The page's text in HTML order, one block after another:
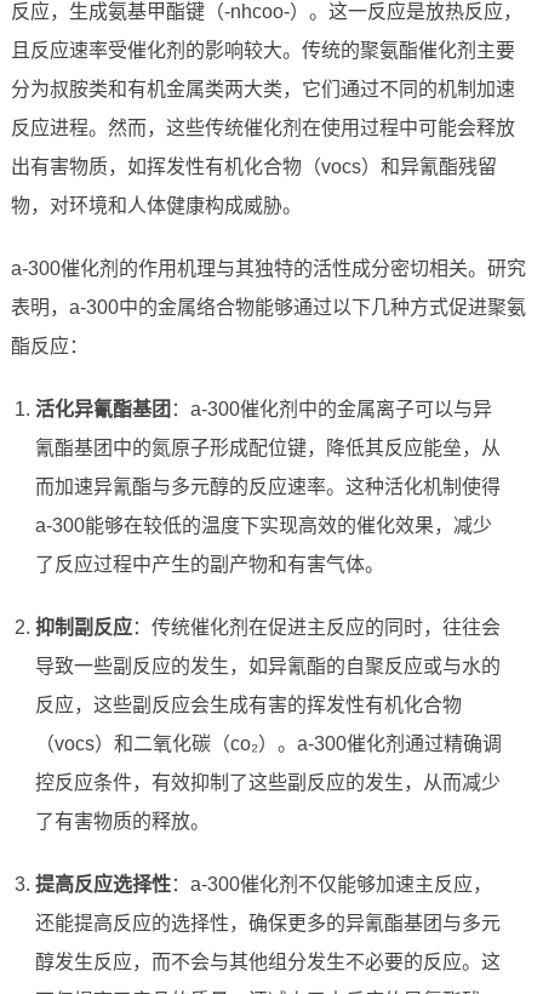
反应，生成氨基甲酯键（-nhcoo-）。这一反应是放热反应，
且反应速率受催化剂的影响较大。传统的聚氨酯催化剂主要
分为叔胺类和有机金属类两大类，它们通过不同的机制加速
反应进程。然而，这些传统催化剂在使用过程中可能会释放
出有害物质，如挥发性有机化合物（vocs）和异氰酯残留
物，对环境和人体健康构成威胁。
a-300催化剂的作用机理与其独特的活性成分密切相关。研究
表明，a-300中的金属络合物能够通过以下几种方式促进聚氨
酯反应：
活化异氰酯基团 ：a-300催化剂中的金属离子可以与异
氰酯基团中的氮原子形成配位键，降低其反应能垒，从
而加速异氰酯与多元醇的反应速率。这种活化机制使得
a-300能够在较低的温度下实现高效的催化效果，减少
了反应过程中产生的副产物和有害气体。
抑制副反应：传统催化剂在促进主反应的同时，往往会
导致一些副反应的发生，如异氰酯的自聚反应或与水的
反应，这些副反应会生成有害的挥发性有机化合物
（vocs）和二氧化碳（co₂）。a-300催化剂通过精确调
控反应条件，有效抑制了这些副反应的发生，从而减少
了有害物质的释放。
提高反应选择性：a-300催化剂不仅能够加速主反应，
还能提高反应的选择性，确保更多的异氰酯基团与多元
醇发生反应，而不会与其他组分发生不必要的反应。这